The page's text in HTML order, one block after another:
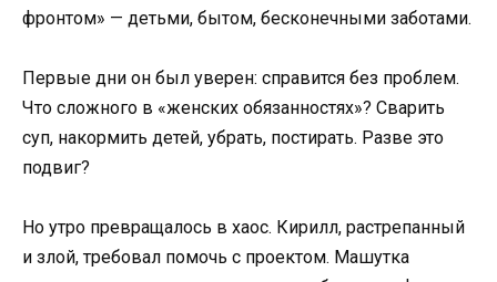
фронтом» — детьми, бытом, бесконечными заботами.
Первые дни он был уверен: справится без проблем.
Что сложного в «женских обязанностях»? Сварить
суп, накормить детей, убрать, постирать. Разве это
подвиг?
Но утро превращалось в хаос. Кирилл, растрепанный
и злой, требовал помочь с проектом. Машутка